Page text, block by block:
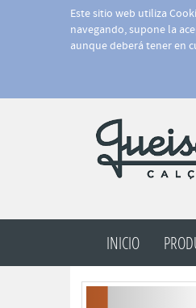
Este sitio web utiliza
navegando, supone la
aunque deberá tener en
INICIO